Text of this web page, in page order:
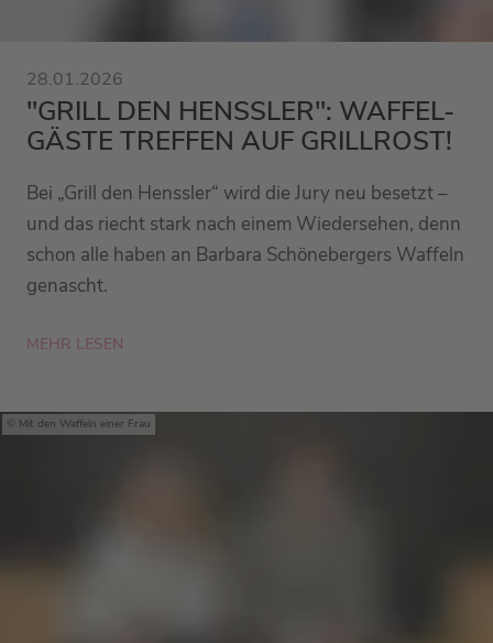
28.01.2026
"GRILL DEN HENSSLER": WAFFEL-
GÄSTE TREFFEN AUF GRILLROST!
Bei „Grill den Henssler“ wird die Jury neu besetzt –
und das riecht stark nach einem Wiedersehen, denn
schon alle haben an Barbara Schönebergers Waffeln
genascht.
MEHR LESEN
Mit den Waffeln einer Frau